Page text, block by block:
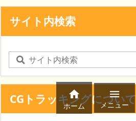
サイト内検索
CGトラッキングについて

ホーム

メニュー